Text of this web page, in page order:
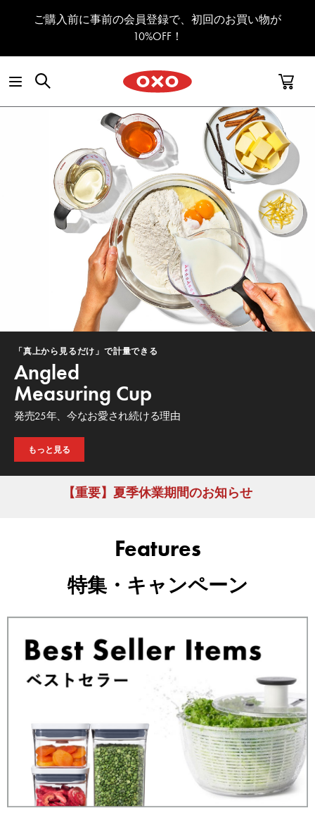
ご購入前に事前の会員登録で、初回のお買い物が
10%OFF！
「真上から見るだけ」で計量できる
Angled
Measuring Cup
発売25年、今なお愛され続ける理由
もっと見る
【重要】夏季休業期間のお知らせ
Features
特集・キャンペーン